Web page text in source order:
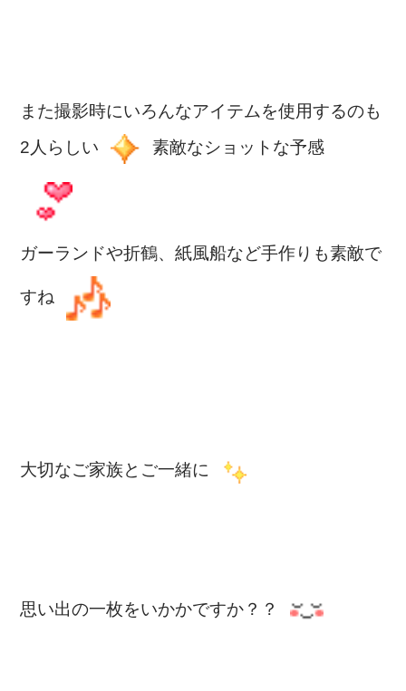
また撮影時にいろんなアイテムを使用するのも
2人らしい
素敵なショットな予感
ガーランドや折鶴、紙風船など手作りも素敵で
すね
大切なご家族とご一緒に
思い出の一枚をいかかですか？？